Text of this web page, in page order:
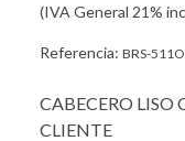
(IVA General 21%
Referencia: BRS-
CABECERO LISO
CLIENTE